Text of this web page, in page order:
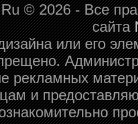
© 2026 - Все
сайта
или его
рекламных
и